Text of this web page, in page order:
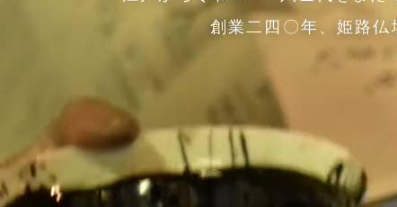
創業二四〇年、姫路仏